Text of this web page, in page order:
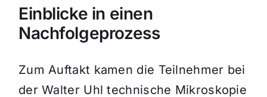
Einblicke in einen
Nachfolgeprozess
Zum Auftakt kamen die Teilnehmer bei
der Walter Uhl technische Mikroskopie